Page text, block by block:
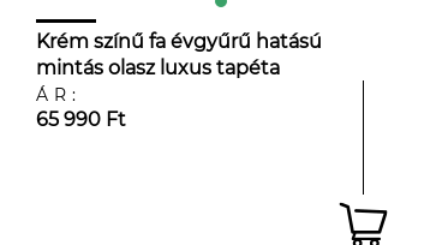
Krém színű fa évgyűrű hatású
mintás olasz luxus tapéta
ÁR:
65 990 Ft